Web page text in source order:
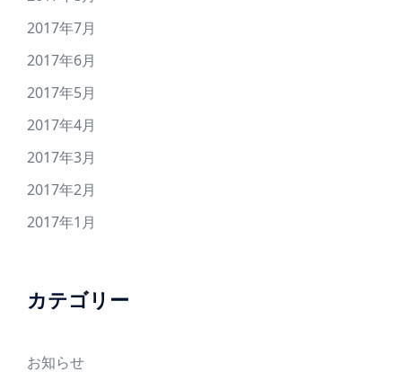
2017年7月
2017年6月
2017年5月
2017年4月
2017年3月
2017年2月
2017年1月
カテゴリー
お知らせ